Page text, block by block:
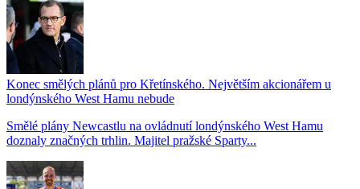
Konec smělých plánů pro Křetínského. Největším akcionářem u
londýnského West Hamu nebude
Smělé plány Newcastlu na ovládnutí londýnského West Hamu
doznaly značných trhlin. Majitel pražské Sparty...